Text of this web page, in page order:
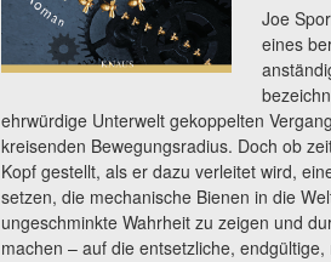
Joe
eines
ehrwürdige Unterwelt gekoppelten
kreisenden Bewegungsradius. Doch ob
Kopf gestellt, als er dazu verleitet wird,
setzen, die mechanische Bienen in die
ungeschminkte Wahrheit zu zeigen und
machen – auf die entsetzliche, endgültige,